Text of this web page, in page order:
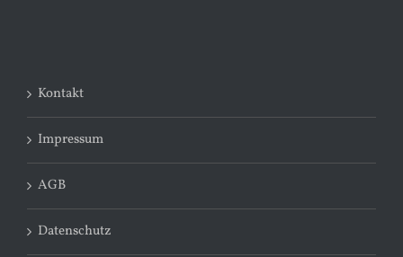
Kontakt
Impressum
AGB
Datenschutz